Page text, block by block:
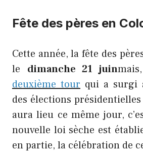
Fête des pères en
Cette année, la fête des
le dimanche 21 juin
deuxième tour qui a surgi
des élections
aura lieu ce même jour,
nouvelle loi sèche est
en partie, la célébration de